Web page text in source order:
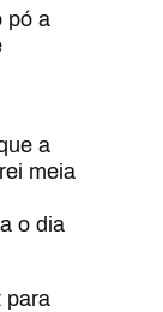
pó a
a
meia
o dia
para